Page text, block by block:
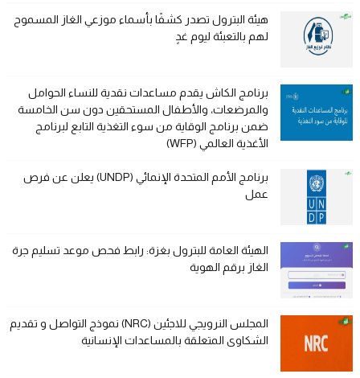
هيئة البترول تصدر كشفًا بأسماء موزعي الغاز المسموح
لهم بالتعبئة ليوم غدٍ
برنامج الكاش يقدم مساعدات نقدية للنساء الحوامل
والمرضعات، والأطفال المستحقين دون سن الخامسة
ضمن برنامج الوقاية من سوء التغذية التابع لبرنامج
الأغذية العالمي (WFP)
برنامج الأمم المتحدة الإنمائي (UNDP) يعلن عن فرص
عمل
الهيئة العامة للبترول بغزة: رابط فحص موعد تسليم جرة
الغاز برقم الهوية
المجلس النرويجي للاجئين (NRC) نموذج التواصل و تقديم
الشكاوى المتعلقة بالمساعدات الإنسانية